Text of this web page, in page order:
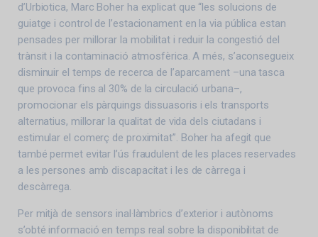
d’Urbiotica, Marc Boher ha explicat que “les solucions de
guiatge i control de l’estacionament en la via pública estan
pensades per millorar la mobilitat i reduir la congestió del
trànsit i la contaminació atmosfèrica. A més, s’aconsegueix
disminuir el temps de recerca de l’aparcament –una tasca
que provoca fins al 30% de la circulació urbana–,
promocionar els pàrquings dissuasoris i els transports
alternatius, millorar la qualitat de vida dels ciutadans i
estimular el comerç de proximitat”. Boher ha afegit que
també permet evitar l’ús fraudulent de les places reservades
a les persones amb discapacitat i les de càrrega i
descàrrega.
Per mitjà de sensors inal·làmbrics d’exterior i autònoms
s’obté informació en temps real sobre la disponibilitat de